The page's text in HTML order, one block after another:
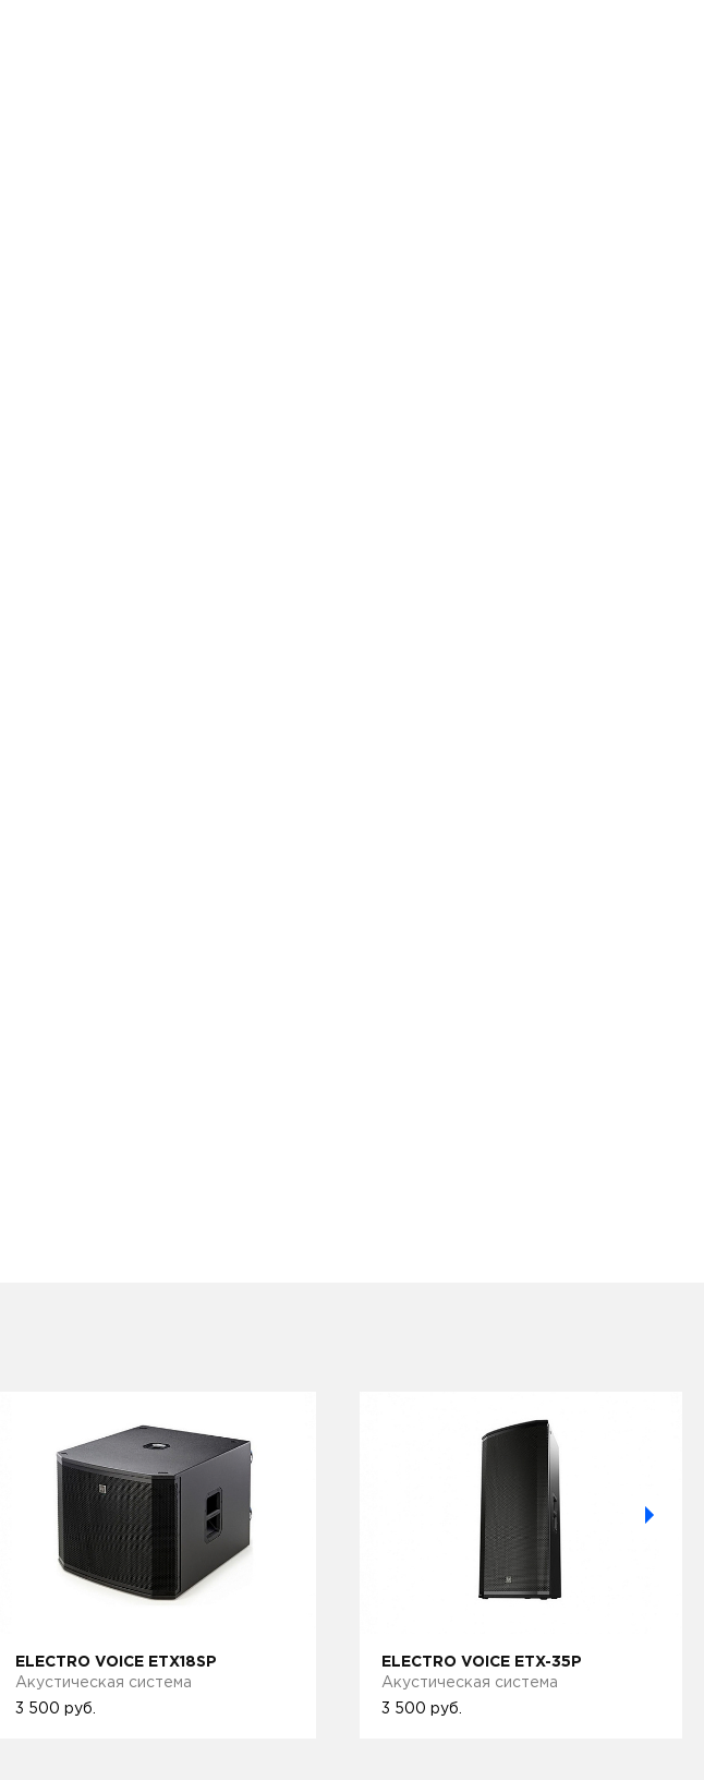
ELECTRO VOICE ETX18SP
Акустическая система
3 500 руб.
ELECTRO VOICE ETX-35P
Акустическая система
3 500 руб.